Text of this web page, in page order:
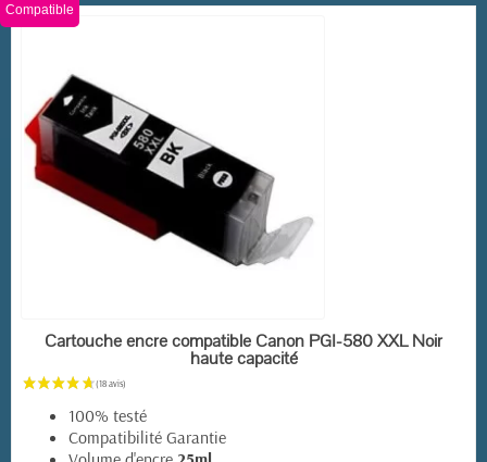
EN STOCK
Compatible
Cartouche encre compatible Canon PGI-580 XXL Noir
haute capacité
100% testé
Compatibilité Garantie